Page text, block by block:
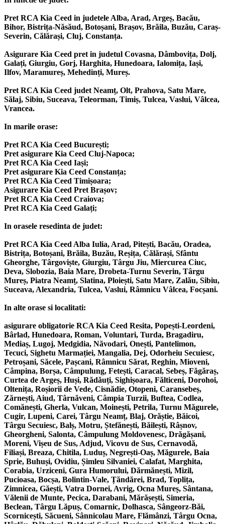
Pret RCA Kia Ceed in judetele Alba, Arad, Argeș, Bacău,
Bihor, Bistrița-Năsăud, Botoșani, Brașov, Brăila, Buzău, Caraș-
Severin, Călărași, Cluj, Constanța.
Asigurare Kia Ceed pret in judetul Covasna, Dâmbovița, Dolj,
Galați, Giurgiu, Gorj, Harghita, Hunedoara, Ialomița, Iași,
Ilfov, Maramureș, Mehedinți, Mureș.
Pret RCA Kia Ceed judet Neamț, Olt, Prahova, Satu Mare,
Sălaj, Sibiu, Suceava, Teleorman, Timiș, Tulcea, Vaslui, Vâlcea,
Vrancea.
In marile orase:
Pret RCA Kia Ceed București;
Pret asigurare Kia Ceed Cluj-Napoca;
Pret RCA Kia Ceed Iași;
Pret asigurare Kia Ceed Constanța;
Pret RCA Kia Ceed Timișoara;
Asigurare Kia Ceed Pret Brașov;
Pret RCA Kia Ceed Craiova;
Pret RCA Kia Ceed Galați;
In orasele resedinta de judet:
Pret RCA Kia Ceed Alba Iulia, Arad, Pitești, Bacău, Oradea,
Bistrița, Botoșani, Brăila, Buzău, Reșița, Călărași, Sfântu
Gheorghe, Târgoviște, Giurgiu, Târgu Jiu, Miercurea Ciuc,
Deva, Slobozia, Baia Mare, Drobeta-Turnu Severin, Târgu
Mureș, Piatra Neamț, Slatina, Ploiești, Satu Mare, Zalău, Sibiu,
Suceava, Alexandria, Tulcea, Vaslui, Râmnicu Vâlcea, Focșani.
In alte orase si localitati:
asigurare obligatorie RCA Kia Ceed Resita, Popești-Leordeni,
Bârlad, Hunedoara, Roman, Voluntari, Turda, Bragadiru,
Mediaș, Lugoj, Medgidia, Năvodari, Onești, Pantelimon,
Tecuci, Sighetu Marmației, Mangalia, Dej, Odorheiu Secuiesc,
Petroșani, Săcele, Pașcani, Râmnicu Sărat, Reghin, Mioveni,
Câmpina, Borșa, Câmpulung, Fetești, Caracal, Sebeș, Făgăraș,
Curtea de Argeș, Huși, Rădăuți, Sighișoara, Fălticeni, Dorohoi,
Oltenița, Roșiorii de Vede, Cisnădie, Otopeni, Caransebeș,
Zărnești, Aiud, Târnăveni, Câmpia Turzii, Buftea, Codlea,
Comănești, Gherla, Vulcan, Moinești, Petrila, Turnu Măgurele,
Cugir, Lupeni, Carei, Târgu Neamț, Blaj, Orăștie, Băicoi,
Târgu Secuiesc, Balș, Motru, Ștefănești, Băilești, Râșnov,
Gheorgheni, Salonta, Câmpulung Moldovenesc, Drăgășani,
Moreni, Vișeu de Sus, Adjud, Vicovu de Sus, Cernavodă,
Filiași, Breaza, Chitila, Luduș, Negrești-Oaș, Măgurele, Baia
Sprie, Buhuși, Ovidiu, Șimleu Silvaniei, Calafat, Marghita,
Corabia, Urziceni, Gura Humorului, Dărmănești, Mizil,
Pucioasa, Bocșa, Bolintin-Vale, Țăndărei, Brad, Toplița,
Zimnicea, Găești, Vatra Dornei, Avrig, Ocna Mureș, Sântana,
Vălenii de Munte, Pecica, Darabani, Mărășești, Simeria,
Beclean, Târgu Lăpuș, Comarnic, Dolhasca, Sângeorz-Băi,
Scornicești, Săcueni, Sânnicolau Mare, Flămânzi, Târgu Ocna,